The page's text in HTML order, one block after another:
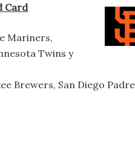
Card
Mariners,
Twins y
Brewers, San Diego